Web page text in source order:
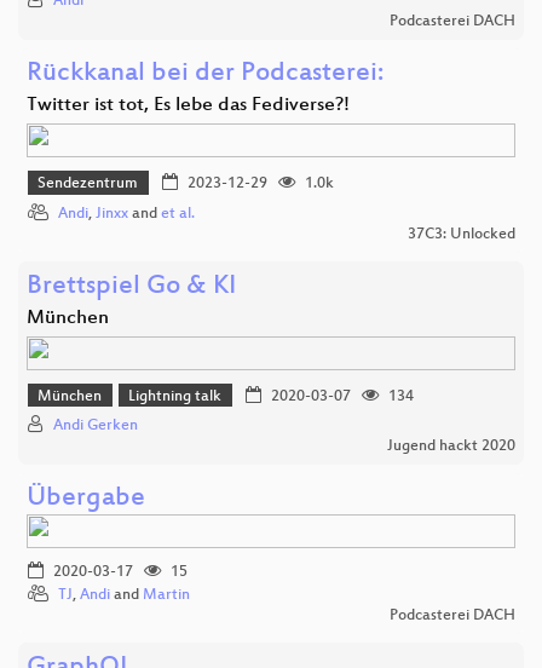
Podcasterei DACH
Rückkanal bei der Podcasterei:
Twitter ist tot, Es lebe das Fediverse?!
Sendezentrum 2023-12-29
1.0k
Andi, Jinxx and et al.
37C3: Unlocked
Brettspiel Go & KI
München
München Lightning talk 2020-03-07
134
Andi Gerken
Jugend hackt 2020
Übergabe
2020-03-17
15
TJ, Andi and Martin
Podcasterei DACH